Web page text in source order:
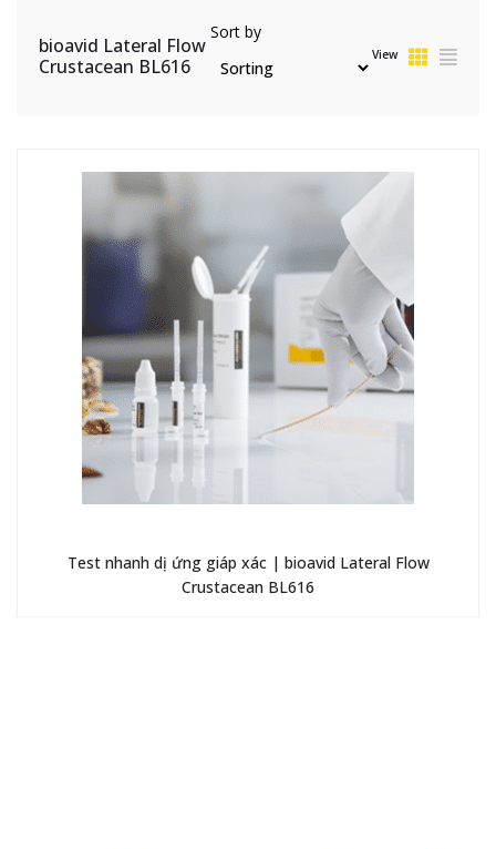
bioavid Lateral Flow
Crustacean BL616
Sort by
View
Test nhanh dị ứng giáp xác | bioavid Lateral Flow
Crustacean BL616